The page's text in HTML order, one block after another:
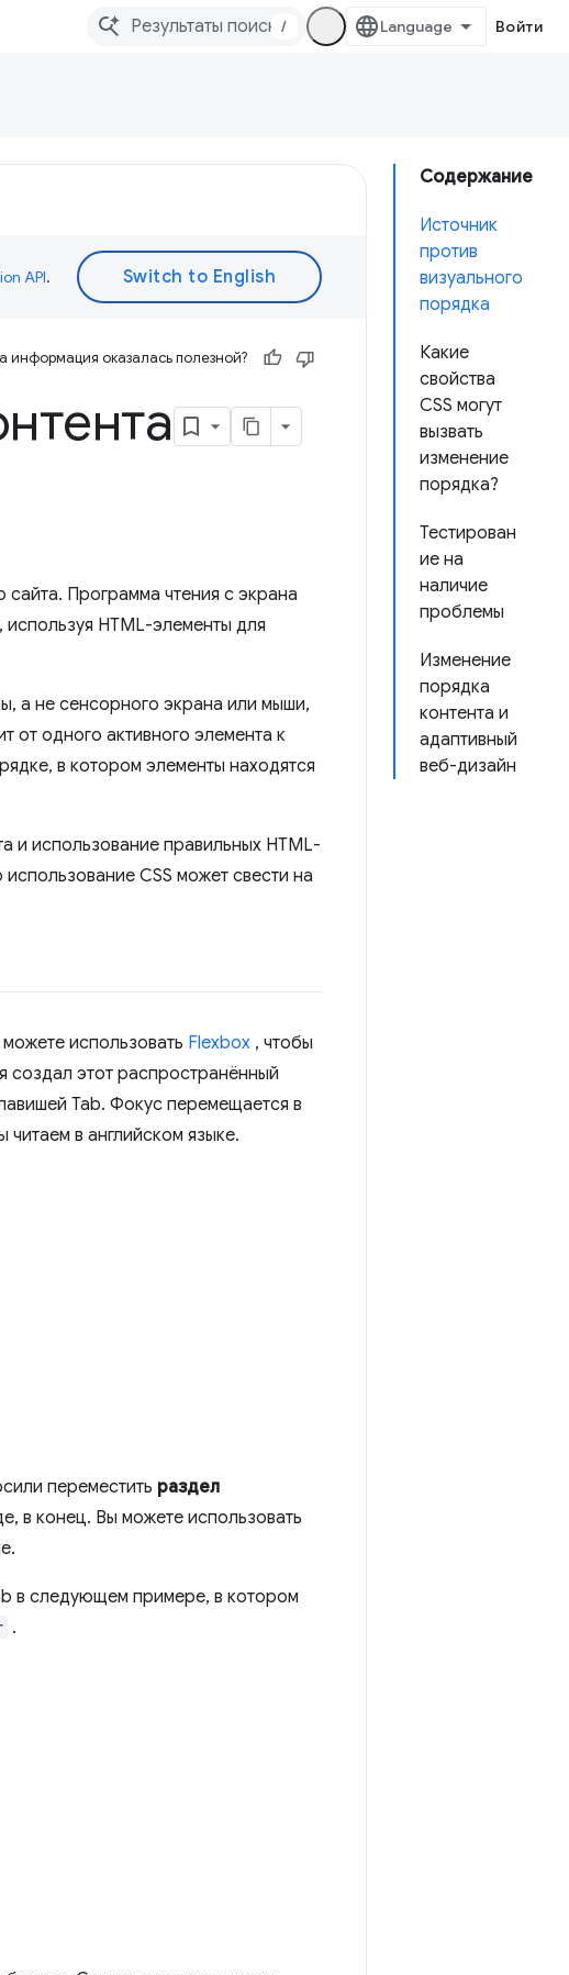
/ Войти
Содержание
Источник
против
визуального
порядка
Какие
свойства
CSS могут
вызвать
изменение
порядка?
Тестирован
ие на
наличие
проблемы
Изменение
порядка
контента и
адаптивный
веб-дизайн
API.
информация оказалась полезной?
Программа чтения с экрана
HTML-элементы для
а не сенсорного экрана или мыши,
одного активного элемента к
в котором элементы находятся
и использование правильных HTML-
CSS может свести на
использовать Flexbox , чтобы
создал этот распространённый
Tab. Фокус перемещается в
в английском языке.
переместить раздел
в конец. Вы можете использовать
в следующем примере, в котором
.